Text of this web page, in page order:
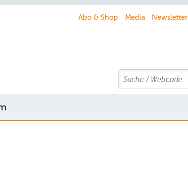
Abo & Shop Media Newsletter
Search